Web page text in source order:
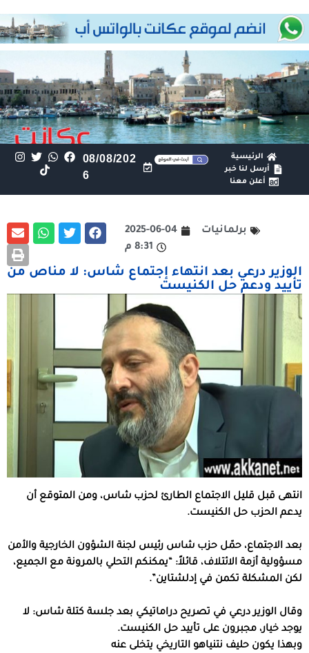
الرئيسية
أرسل لنا خبر
أعلن معنا
08/08/202
6
برلمانيات
2025-06-04
8:31 م
الوزير درعي بعد انتهاء إجتماع شاس: لا مناص من
تأييد ودعم حل الكنيست
انتهى قبل قليل الاجتماع الطارئ لحزب شاس، ومن المتوقع أن
يدعم الحزب حل الكنيست.
بعد الاجتماع، حمّل حزب شاس رئيس لجنة الشؤون الخارجية والأمن
مسؤولية أزمة الائتلاف، قائلاً: “يمكنكم التحلي بالمرونة مع الجميع،
لكن المشكلة تكمن في إدلشتاين”.
وقال الوزير درعي في تصريح دراماتيكي بعد جلسة كتلة شاس: لا
يوجد خيار، مجبرون على تأييد حل الكنيست.
وبهذا يكون حليف نتنياهو التاريخي يتخلى عنه